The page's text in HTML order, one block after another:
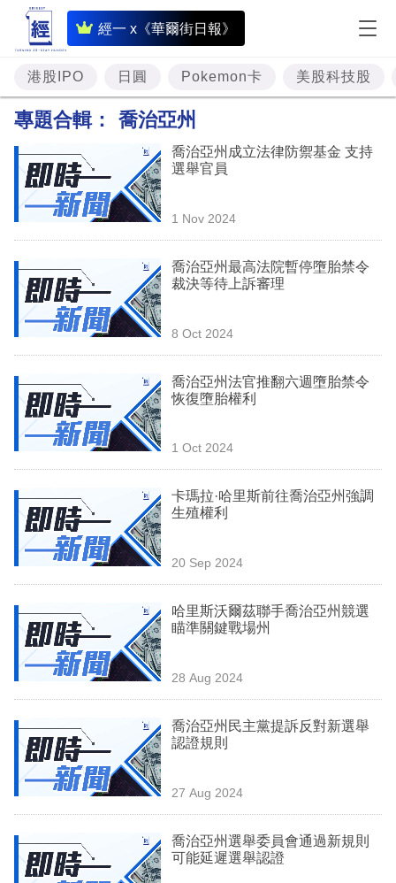
經一 x《華爾街日報》
即
時
財
經
投
資
理
業
科
技
場
生
時
事
訂
閱
港股IPO 日圓 Pokemon卡 美股科技股
專題合輯： 喬治亞州
喬治亞州成立法律防禦基金 支持
選舉官員
1 Nov 2024
喬治亞州最高法院暫停墮胎禁令
裁決等待上訴審理
8 Oct 2024
喬治亞州法官推翻六週墮胎禁令
恢復墮胎權利
1 Oct 2024
卡瑪拉·哈里斯前往喬治亞州強調
生殖權利
20 Sep 2024
哈里斯沃爾茲聯手喬治亞州競選
瞄準關鍵戰場州
28 Aug 2024
喬治亞州民主黨提訴反對新選舉
認證規則
27 Aug 2024
喬治亞州選舉委員會通過新規則
可能延遲選舉認證